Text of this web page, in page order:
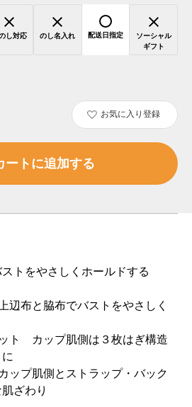
し対応 のし名入れ 配送日指定
ソーシャル
ギフト
お気に入り登録
トをやさしくホールドする
布と脇布でバストをやさしく
ト カップ肌側は３枚はぎ構造
プ肌側とストラップ・バック
ざわり